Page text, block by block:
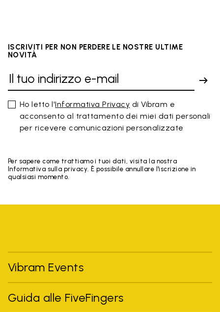
ISCRIVITI PER NON PERDERE LE NOSTRE ULTIME
NOVITÀ
Ho letto l'Informativa Privacy di Vibram e
acconsento al trattamento dei miei dati personali
per ricevere comunicazioni personalizzate
Per sapere come trattiamo i tuoi dati, visita la nostra
Informativa sulla privacy. È possibile annullare l'iscrizione in
qualsiasi momento.
Vibram Events
Guida alle FiveFingers